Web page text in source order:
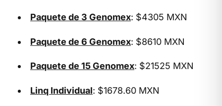
Paquete de 3 Genomex: $4305 MXN
Paquete de 6 Genomex: $8610 MXN
Paquete de 15 Genomex: $21525 MXN
Linq Individual: $1678.60 MXN